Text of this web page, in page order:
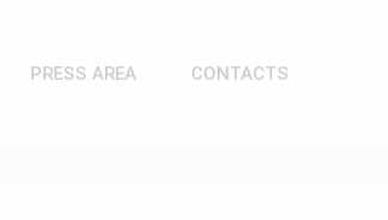
PRESS AREA CONTACTS